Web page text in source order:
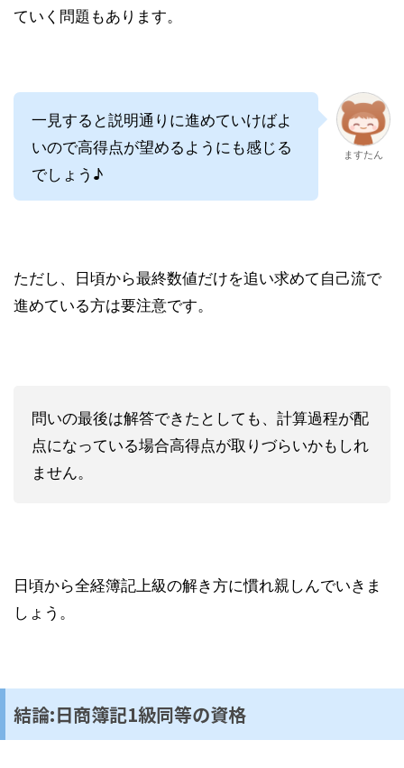
ていく問題もあります。
一見すると説明通りに進めていけばよ
いので高得点が望めるようにも感じる
でしょう♪
ますたん
ただし、日頃から最終数値だけを追い求めて自己流で
進めている方は要注意です。
問いの最後は解答できたとしても、計算過程が配
点になっている場合高得点が取りづらいかもしれ
ません。
日頃から全経簿記上級の解き方に慣れ親しんでいきま
しょう。
結論:日商簿記1級同等の資格